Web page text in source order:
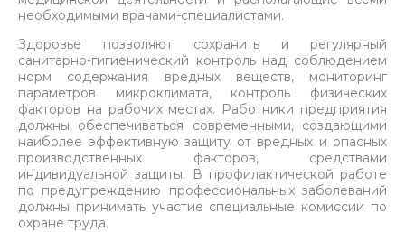
необходимыми врачами-специалистами.
Здоровье позволяют сохранить и регулярный
санитарно-гигиенический контроль над соблюдением
норм содержания вредных веществ, мониторинг
параметров микроклимата, контроль физических
факторов на рабочих местах. Работники предприятия
должны обеспечиваться современными, создающими
наиболее эффективную защиту от вредных и опасных
производственных факторов, средствами
индивидуальной защиты. В профилактической работе
по предупреждению профессиональных заболеваний
должны принимать участие специальные комиссии по
охране труда.